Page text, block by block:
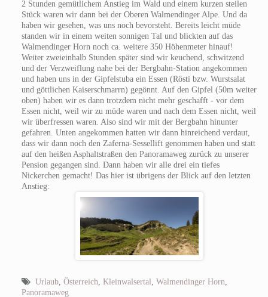
2 Stunden gemütlichem Anstieg im Wald und einem kurzen steilen
Stück waren wir dann bei der Oberen Walmendinger Alpe. Und da
haben wir gesehen, was uns noch bevorsteht. Bereits leicht müde
standen wir in einem weiten sonnigen Tal und blickten auf das
Walmendinger Horn noch ca. weitere 350 Höhenmeter hinauf!
Weiter zweieinhalb Stunden später sind wir keuchend, schwitzend
und der Verzweiflung nahe bei der Bergbahn-Station angekommen
und haben uns in der Gipfelstuba ein Essen (Rösti bzw. Wurstsalat
und göttlichen Kaiserschmarrn) gegönnt. Auf den Gipfel (50m weiter
oben) haben wir es dann trotzdem nicht mehr geschafft - vor dem
Essen nicht, weil wir zu müde waren und nach dem Essen nicht, weil
wir überfressen waren. Also sind wir mit der Bergbahn hinunter
gefahren. Unten angekommen hatten wir dann hinreichend verdaut,
dass wir dann noch den Zaferna-Sessellift genommen haben und statt
auf den heißen Asphaltstraßen den Panoramaweg zurück zu unserer
Pension gegangen sind. Dann haben wir alle drei ein tiefes
Nickerchen gemacht! Das hier ist übrigens der Blick auf den letzten
Anstieg:
Urlaub, Österreich, Kleinwalsertal, Walmendinger Horn,
Panoramaweg